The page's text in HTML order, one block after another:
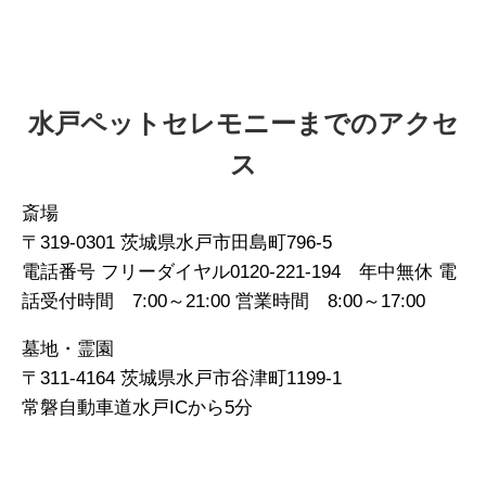
水戸ペットセレモニーまでのアクセ
ス
斎場
〒319-0301 茨城県水戸市田島町796-5
電話番号 フリーダイヤル0120-221-194 年中無休 電
話受付時間 7:00～21:00 営業時間 8:00～17:00
墓地・霊園
〒311-4164 茨城県水戸市谷津町1199-1
常磐自動車道水戸ICから5分